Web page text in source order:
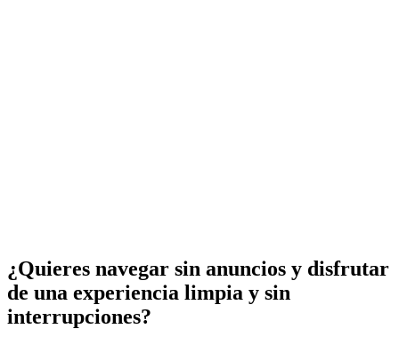
¿Quieres navegar sin anuncios y disfrutar
de una experiencia limpia y sin
interrupciones?